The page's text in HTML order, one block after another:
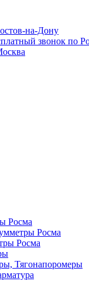
на-Дону
звонок по
Росма
Росма
Росма
Тягонапоромеры